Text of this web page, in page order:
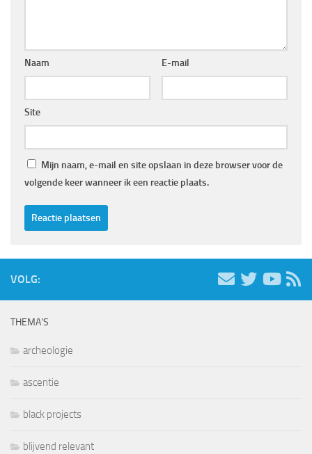
Naam E-mail
Site
Mijn naam, e-mail en site opslaan in deze browser voor de
volgende keer wanneer ik een reactie plaats.
VOLG:
THEMA’S
archeologie
ascentie
black projects
blijvend relevant